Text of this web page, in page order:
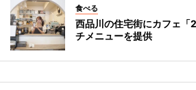
食べる
西品川の住宅街にカフェ
チメニューを提供